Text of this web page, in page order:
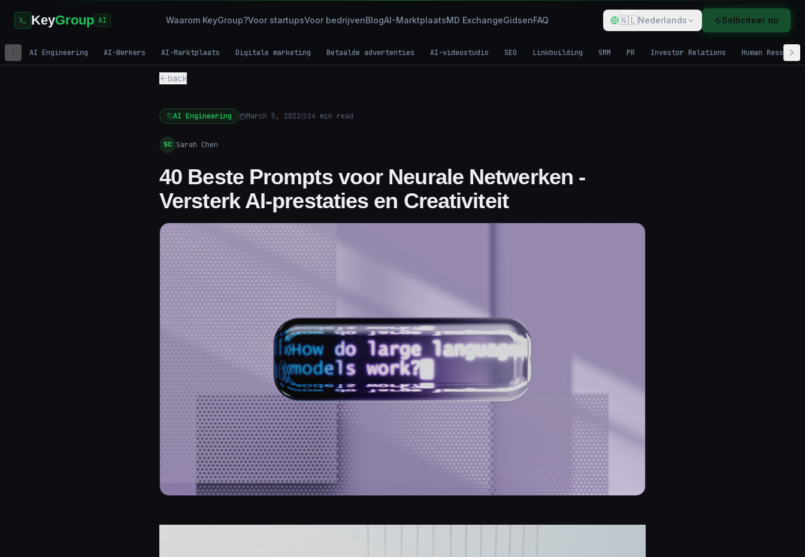
KeyGroup AI Waarom KeyGroup?Voor startupsVoor bedrijvenBlogAI-MarktplaatsMD ExchangeGidsenFAQ 🇳🇱Nederlands Solliciteer nu
AI Engineering AI-Werkers AI-Marktplaats Digitale marketing Betaalde advertenties AI-videostudio SEO Linkbuilding SMM PR Investor Relations Human Resources
back
AI Engineering March 5, 2022 14 min read
SC Sarah Chen
40 Beste Prompts voor Neurale Netwerken -
Versterk AI-prestaties en Creativiteit